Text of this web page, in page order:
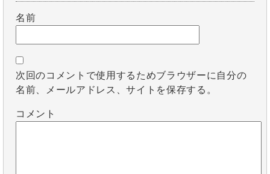
名前
次回のコメントで使用するためブラウザーに自分の
名前、メールアドレス、サイトを保存する。
コメント